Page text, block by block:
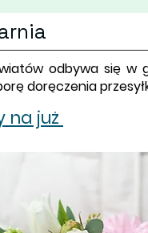
odbywa się
doręczenia
na już